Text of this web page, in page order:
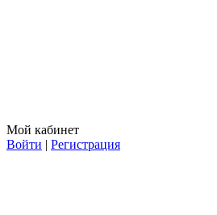
Мой кабинет
Войти | Регистрация